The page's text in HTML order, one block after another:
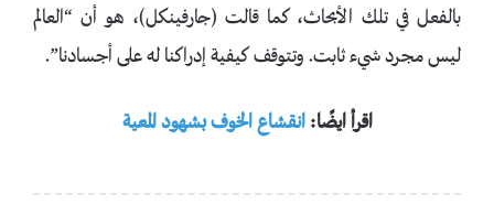
بالفعل في تلك الأبحاث، كما قالت (جارفينكل)، هو أن “العالم
ليس مجرد شيء ثابت. وتتوقف كيفية إدراكنا له على أجسادنا”.
اقرأ ايضًا:انقشاع الخوف بشهود المعية